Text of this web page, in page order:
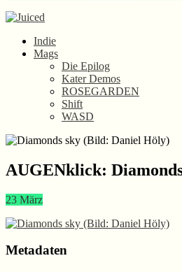
Indie
Mags
Die Epilog
Kater Demos
ROSEGARDEN
Shift
WASD
AUGENklick:
23 März
Metadaten